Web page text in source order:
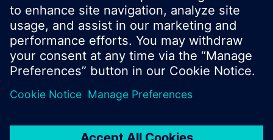
© Siemens Switzerland Ltd. 2018
Le portefeuille des produits peut varier en
Conditions d'utilisation